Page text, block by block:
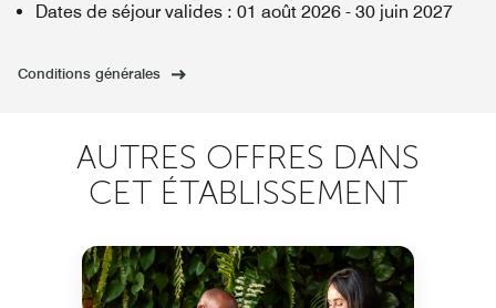
Dates de séjour valides : 01 août 2026 - 30 juin 2027
Conditions générales
AUTRES OFFRES DANS
CET ÉTABLISSEMENT